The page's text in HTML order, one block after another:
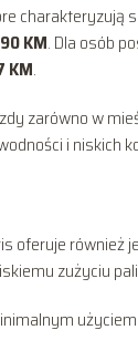
charakteryzują
90 KM. Dla osób
KM.
zarówno w
i niskich
oferuje również
zużyciu